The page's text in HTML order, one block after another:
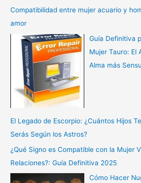
Compatibilidad entre mujer acuario y
amor
Guía Definitiva
Mujer Tauro: El
Alma más
El Legado de Escorpio: ¿Cuántos Hijos
Serás Según los Astros?
¿Qué Signo es Compatible con la Mujer
Relaciones?: Guía Definitiva 2025
Cómo Hacer